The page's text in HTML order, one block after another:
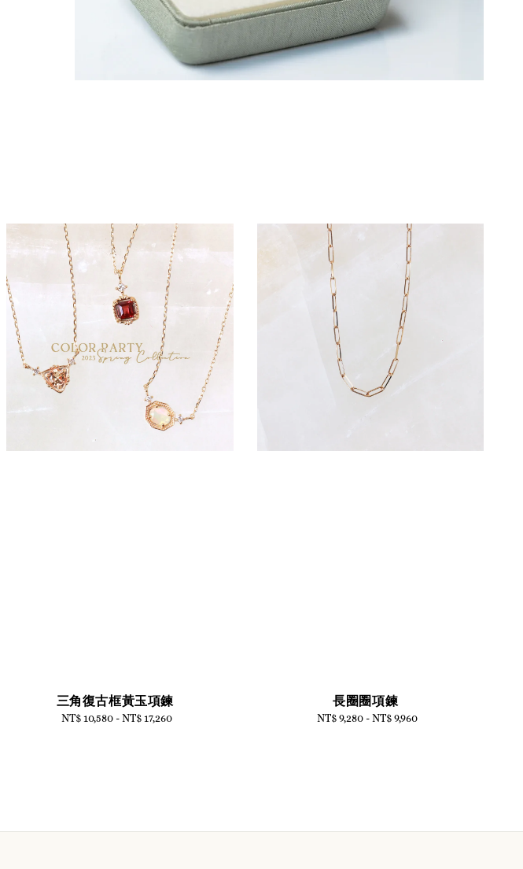
三角復古框黃玉項鍊
Regular
NT$ 10,580-NT$ 17,260
長圈圈項鍊
Regular
NT$ 9,280-NT$ 9,960